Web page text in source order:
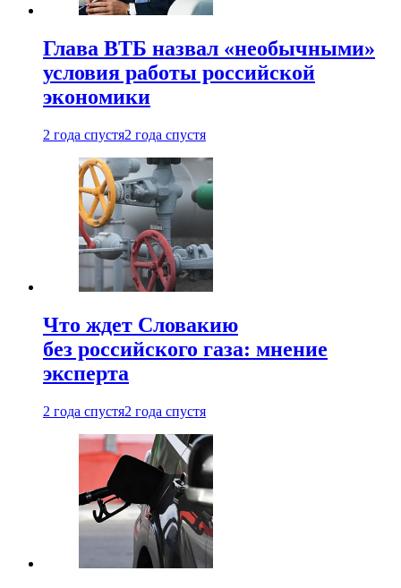
Глава ВТБ назвал «необычными»
условия работы российской
экономики
2 года спустя2 года спустя
Что ждет Словакию
без российского газа: мнение
эксперта
2 года спустя2 года спустя